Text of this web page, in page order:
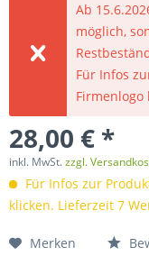
Ab
möglich,
Für Infos
Firmenlogo
28,00 € *
inkl. MwSt.zzgl.
Für Infos zur
klicken. Lieferzeit 7
Merken